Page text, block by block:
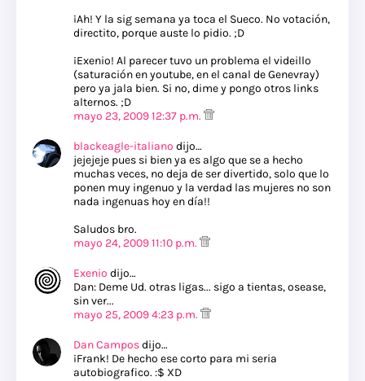
¡Ah! Y la sig semana ya toca el Sueco. No votación,
directito, porque auste lo pidio. ;D
¡Exenio! Al parecer tuvo un problema el videillo
(saturación en youtube, en el canal de Genevray)
pero ya jala bien. Si no, dime y pongo otros links
alternos. ;D
mayo 23, 2009 12:37 p.m.
blackeagle-italiano dijo…
jejejeje pues si bien ya es algo que se a hecho
muchas veces, no deja de ser divertido, solo que lo
ponen muy ingenuo y la verdad las mujeres no son
nada ingenuas hoy en día!!
Saludos bro.
mayo 24, 2009 11:10 p.m.
Exenio dijo…
Dan: Deme Ud. otras ligas... sigo a tientas, osease,
sin ver...
mayo 25, 2009 4:23 p.m.
Dan Camposdijo…
¡Frank! De hecho ese corto para mi seria
autobiografico. :$ XD